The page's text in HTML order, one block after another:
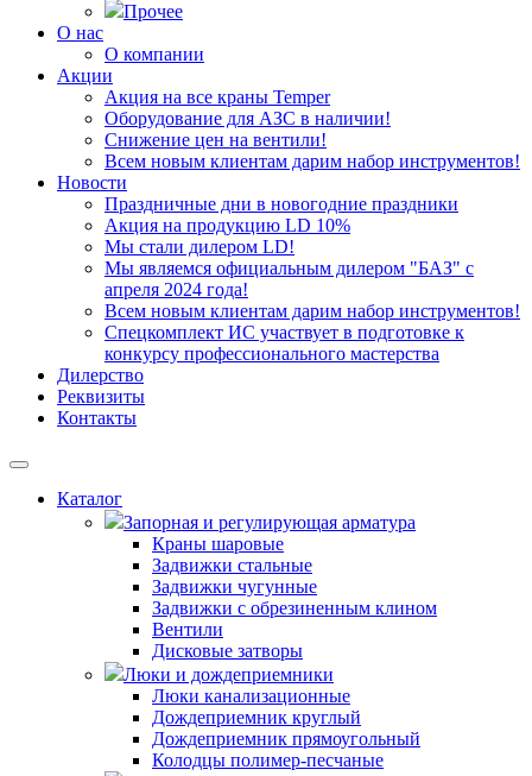
Прочее
О нас
О компании
Акции
Акция на все краны Temper
Оборудование для АЗС в наличии!
Снижение цен на вентили!
Всем новым клиентам дарим набор инструментов!
Новости
Праздничные дни в новогодние праздники
Акция на продукцию LD 10%
Мы стали дилером LD!
Мы являемся официальным дилером "БАЗ" с
апреля 2024 года!
Всем новым клиентам дарим набор инструментов!
Спецкомплект ИС участвует в подготовке к
конкурсу профессионального мастерства
Дилерство
Реквизиты
Контакты
Каталог
Запорная и регулирующая арматура
Краны шаровые
Задвижки стальные
Задвижки чугунные
Задвижки с обрезиненным клином
Вентили
Дисковые затворы
Люки и дождеприемники
Люки канализационные
Дождеприемник круглый
Дождеприемник прямоугольный
Колодцы полимер-песчаные